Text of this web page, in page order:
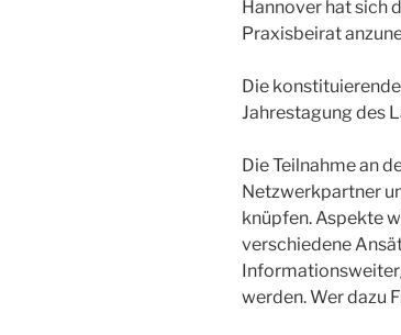
Hannover hat sich
Praxisbeirat
Die
Jahrestagung des
Die Teilnahme an
Netzwerkpartner
knüpfen. Aspekte
verschiedene
werden. Wer dazu